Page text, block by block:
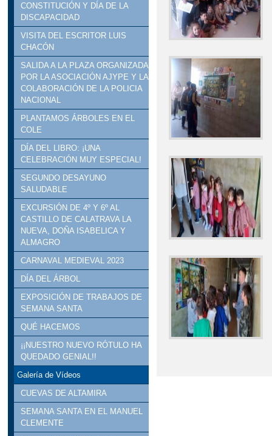
CONSTITUCIÓN Y DÍA DE LA
DISCAPACIDAD
VISITA DEL ESCRITOR LUIS
CHACÓN
SALIDA A LA PLAZA ORGANIZADA
POR LA ASOCIACIÓN AJYPE Y LA
COLABORACIÓN DE LA POLICIA
NACIONAL
PLANTAMOS ÁRBOLES EN EL
COLE
DÍA DEL LIBRO: ¡UNA
CELEBRACIÓN MUY ESPECIAL!
SEGUNDO DESAYUNO
SALUDABLE
EXCURSIÓN DE 4º Y 6º AL
CASTILLO DE CALATRAVA LA
NUEVA, DOÑA ISABELICA Y
ALMAGRO
CARNAVAL MEDIEVAL 2023
DÍA DEL ÁRBOL
EXPOSICIÓN DE TRABAJOS DE
SEMANA SANTA
QUÉ HACEMOS
¡¡NUESTRO NUEVO RÓTULO HA
QUEDADO GENIAL!!
Galería de Vídeos
CUEVAS DE ALTAMIRA
SEMANA SANTA EN EL MANUEL
CLEMENTE